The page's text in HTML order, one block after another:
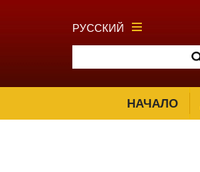
РУССКИЙ
НАЧАЛО